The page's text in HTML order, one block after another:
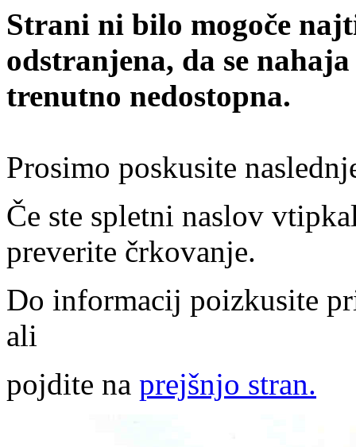
Strani ni bilo mogoče
odstranjena, da se
trenutno nedostopna.
Prosimo poskusite
Če ste spletni naslov
preverite črkovanje.
Do informacij poizkusite
ali
pojdite na prejšnjo stran.